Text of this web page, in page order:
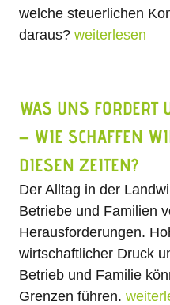
welche steuerlichen
daraus?weiterlesen
WAS UNS FORDERT
– WIE SCHAFFEN
DIESEN ZEITEN?
Der Alltag in der
Betriebe und Familien
Herausforderungen.
wirtschaftlicher Druck
Betrieb und Familie
Grenzen führen.